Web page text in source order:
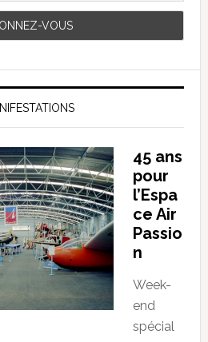
45 ans
pour
l’Espa
ce Air
Passio
n
Week-
end
spécial